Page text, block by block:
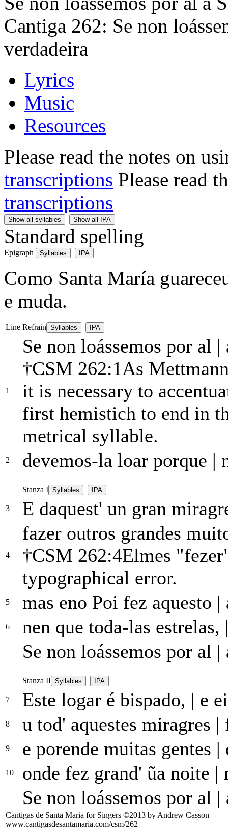
Cantiga 262: Se non
verdadeira
Lyrics
Music
Resources
Please read the notes on
transcriptions Please read
transcriptions
Show all syllables Show all IPA
Standard spelling
Epigraph Syllables IPA
Como Santa María
e muda.
Line Refrain Syllables IPA
1
Se non loássemos por al |
†CSM 262:1As
it is necessary to
first hemistich to end in
metrical syllable.
2 devemos-la loar porque |
Stanza I Syllables IPA
3 E daquest' un gran
4
fazer outros grandes
†CSM 262:4Elmes
typographical error.
5 mas eno Poi fez aquesto |
6 nen que toda-las estrelas,
Se non loássemos por al |
Stanza II Syllables IPA
7 Este logar é bispado, | e
8 u tod' aquestes miragres |
9 e porende muitas gentes |
10 onde fez grand' ũa noite |
Se non loássemos por al |
Cantigas de Santa Maria for Singers ©2013 by Andrew Casson
www.cantigasdesantamaria.com/csm/262